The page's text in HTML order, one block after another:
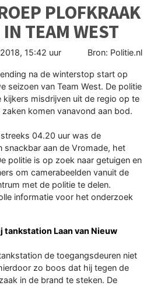
PLOFKRAAK
TEAM WEST
15:42 uur Bron: Politie.nl
na de winterstop start op
seizoen van Team West. De politie
misdrijven uit de regio op te
komen vanavond aan bod.
04.20 uur was de
snackbar aan de Vromade, het
politie is op zoek naar getuigen en
om camerabeelden vanuit de
met de politie te delen.
informatie voor het onderzoek
Laan van Nieuw
de toegangsdeuren niet
zo boos dat hij tegen de
in de brand te steken. De